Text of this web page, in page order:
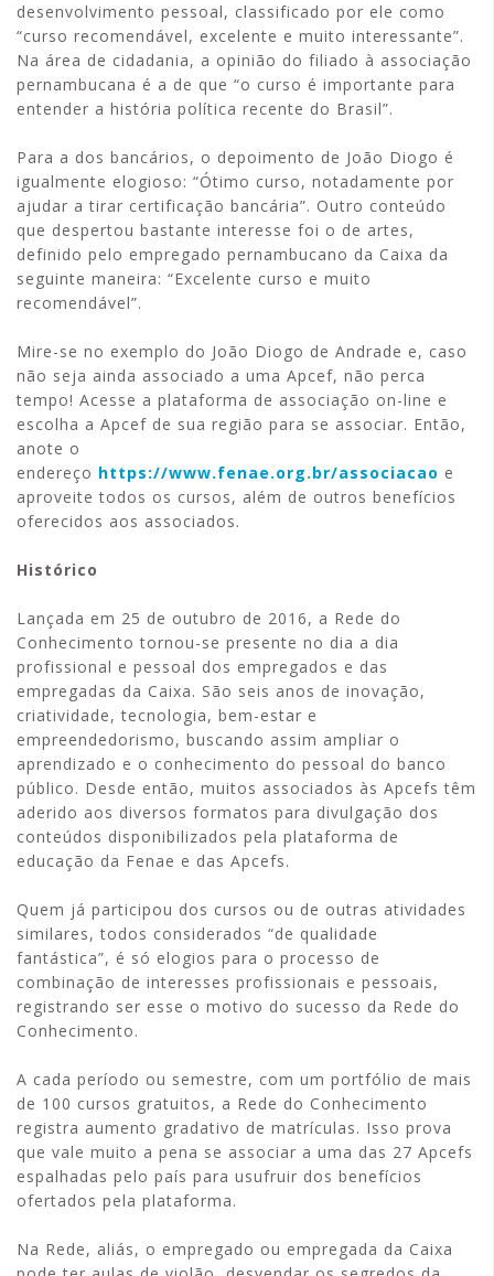
desenvolvimento pessoal, classificado por ele como
“curso recomendável, excelente e muito interessante”.
Na área de cidadania, a opinião do filiado à associação
pernambucana é a de que “o curso é importante para
entender a história política recente do Brasil”.
Para a dos bancários, o depoimento de João Diogo é
igualmente elogioso: “Ótimo curso, notadamente por
ajudar a tirar certificação bancária”. Outro conteúdo
que despertou bastante interesse foi o de artes,
definido pelo empregado pernambucano da Caixa da
seguinte maneira: “Excelente curso e muito
recomendável”.
Mire-se no exemplo do João Diogo de Andrade e, caso
não seja ainda associado a uma Apcef, não perca
tempo! Acesse a plataforma de associação on-line e
escolha a Apcef de sua região para se associar. Então,
anote o
endereço https://www.fenae.org.br/associacao e
aproveite todos os cursos, além de outros benefícios
oferecidos aos associados.
Histórico
Lançada em 25 de outubro de 2016, a Rede do
Conhecimento tornou-se presente no dia a dia
profissional e pessoal dos empregados e das
empregadas da Caixa. São seis anos de inovação,
criatividade, tecnologia, bem-estar e
empreendedorismo, buscando assim ampliar o
aprendizado e o conhecimento do pessoal do banco
público. Desde então, muitos associados às Apcefs têm
aderido aos diversos formatos para divulgação dos
conteúdos disponibilizados pela plataforma de
educação da Fenae e das Apcefs.
Quem já participou dos cursos ou de outras atividades
similares, todos considerados “de qualidade
fantástica”, é só elogios para o processo de
combinação de interesses profissionais e pessoais,
registrando ser esse o motivo do sucesso da Rede do
Conhecimento.
A cada período ou semestre, com um portfólio de mais
de 100 cursos gratuitos, a Rede do Conhecimento
registra aumento gradativo de matrículas. Isso prova
que vale muito a pena se associar a uma das 27 Apcefs
espalhadas pelo país para usufruir dos benefícios
ofertados pela plataforma.
Na Rede, aliás, o empregado ou empregada da Caixa